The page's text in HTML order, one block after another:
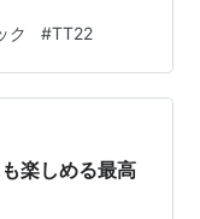
人気ブログラン
大きな薪しかな
を準備して渡す
付けを練習して
ストーブはター
ク #TT22
楽しめる最高